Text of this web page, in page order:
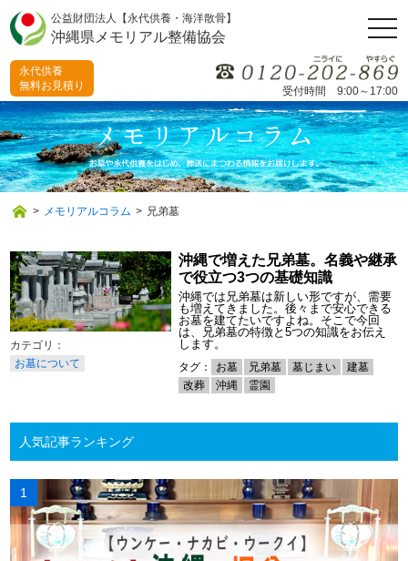
公益財団法人【永代供養・海洋散骨】
沖縄県メモリアル整備協会
受付時間 9:00～17:00
永代供養
無料お見積り
> メモリアルコラム > 兄弟墓
お墓について
沖縄で増えた兄弟墓。名義や継承
で役立つ3つの基礎知識
沖縄では兄弟墓は新しい形ですが、需要
も増えてきました。後々まで安心できる
お墓を建てたいですよね。そこで今回
は、兄弟墓の特徴と5つの知識をお伝え
します。
タグ： お墓 兄弟墓 墓じまい
建墓
改葬
沖縄 霊園
人気記事ランキング